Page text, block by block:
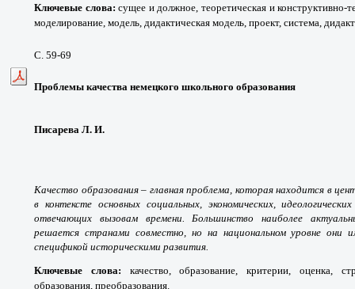
Ключевые слова:сущее и должное, теоретическая и конструктивно-
моделирование, модель, дидактическая модель, проект, система,
С. 59-69
Проблемы качества немецкого школьного образования
Писарева Л. И.
Качество образования – главная проблема, которая находится в
в контексте основных социальных, экономических,
отвечающих вызовам времени. Большинство наиболее
решается странами совместно, но на национальном уровне они
спецификой историческими развития.
Ключевые слова: качество, образование, критерии, оценка,
образования, преобразования.